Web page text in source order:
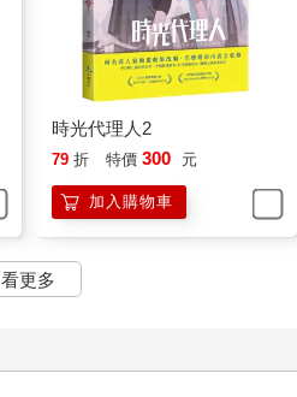
時光代理人2
79 折 特價 300 元
加入購物車
看更多